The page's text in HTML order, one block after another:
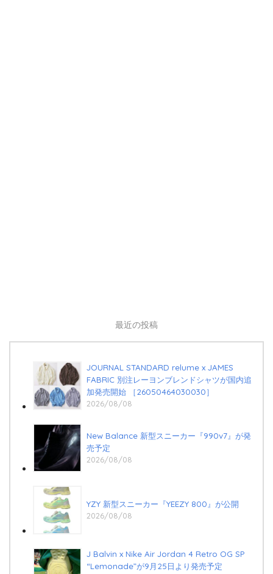
最近の投稿
JOURNAL STANDARD relume x JAMES
FABRIC 別注レーヨンブレンドシャツが国内追
加発売開始 ［26050464030030］
2026/08/08
New Balance 新型スニーカー『990v7』が発
売予定
2026/08/08
YZY 新型スニーカー『YEEZY 800』が公開
2026/08/08
J Balvin x Nike Air Jordan 4 Retro OG SP
“Lemonade”が9月25日より発売予定